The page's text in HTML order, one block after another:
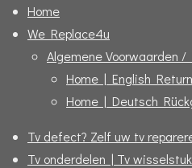
Home
We Replace4u
Algemene Voorwaarden
Home | English
Home | Deutsch
Tv defect? Zelf uw tv
Tv onderdelen | Tv